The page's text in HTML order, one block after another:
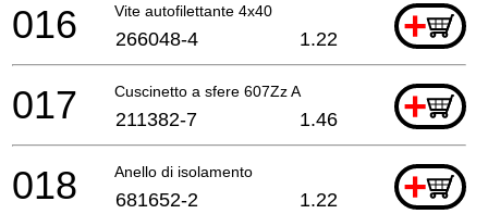
Vite autofilettante 4x40 +
016 266048-4 1.22
Cuscinetto a sfere 607Zz A +
017 211382-7 1.46
Anello di isolamento +
018 681652-2 1.22